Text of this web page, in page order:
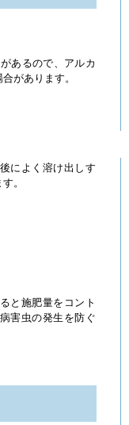
あるので、アルカ
があります。
によく溶け出しす
。
と施肥量をコント
害虫の発生を防ぐ